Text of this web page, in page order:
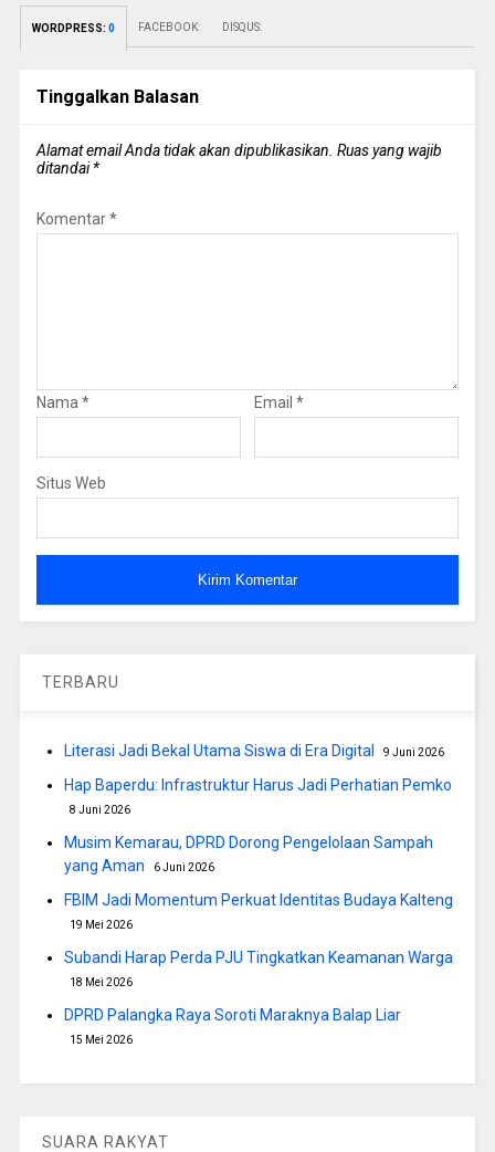
WORDPRESS: 0 FACEBOOK: DISQUS:
Tinggalkan Balasan
Alamat email Anda tidak akan dipublikasikan. Ruas yang wajib
ditandai*
Komentar*
Nama * Email *
Situs Web
TERBARU
Literasi Jadi Bekal Utama Siswa di Era Digital 9 Juni 2026
Hap Baperdu: Infrastruktur Harus Jadi Perhatian Pemko
8 Juni 2026
Musim Kemarau, DPRD Dorong Pengelolaan Sampah
yang Aman
6 Juni 2026
FBIM Jadi Momentum Perkuat Identitas Budaya Kalteng
19 Mei 2026
Subandi Harap Perda PJU Tingkatkan Keamanan Warga
18 Mei 2026
DPRD Palangka Raya Soroti Maraknya Balap Liar
15 Mei 2026
SUARA RAKYAT